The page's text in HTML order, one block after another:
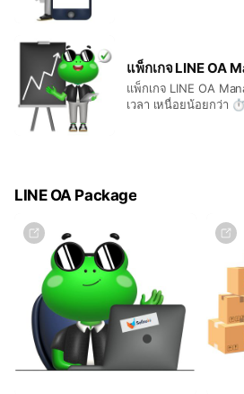
ชื่อร้าน, Profile,
Greeting message ✅ Auto-Reply (
Messages ) *
Message (3
แพ็กเกจ LINE OA
แพ็กเกจ LINE OA Management
เวลา เหนื่อยน้อยกว่า
and Reward) (If
Message/Flex
occurrent or
ยืนยันบัญชี (เพื่อรับโล่สี
พัฒนากลยุทธ์เพื่อส่งเส
LINE ✅ ช่วยเสนอแนะ
✅ Broadcast and Post Content ✅ สร้าง 5
Contents (แก้ไขได้ไ
ช่วย Setup และ
ต่อเดือน ✅ รายงานผ
วิเคราะห์และเพิ่มประ
LINE OA Package